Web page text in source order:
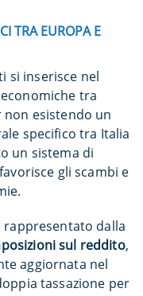
TRA EUROPA E
si inserisce nel
tra
non esistendo un
specifico tra Italia
un sistema di
gli scambi e
dalla
sul reddito,
aggiornata nel
tassazione per